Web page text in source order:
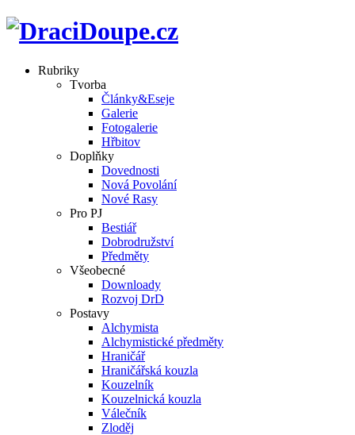
Rubriky
Tvorba
Články&Eseje
Galerie
Fotogalerie
Hřbitov
Doplňky
Dovednosti
Nová Povolání
Nové Rasy
Pro PJ
Bestiář
Dobrodružství
Předměty
Všeobecné
Downloady
Rozvoj DrD
Postavy
Alchymista
Alchymistické předměty
Hraničář
Hraničářská kouzla
Kouzelník
Kouzelnická kouzla
Válečník
Zloděj